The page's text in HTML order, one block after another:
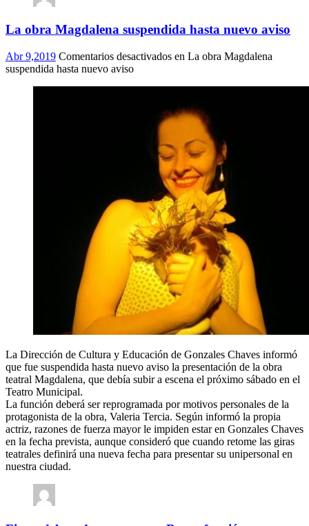
La obra Magdalena suspendida hasta nuevo aviso
Abr 9,2019 Comentarios desactivados en La obra Magdalena
suspendida hasta nuevo aviso
La Dirección de Cultura y Educación de Gonzales Chaves informó
que fue suspendida hasta nuevo aviso la presentación de la obra
teatral Magdalena, que debía subir a escena el próximo sábado en el
Teatro Municipal.
La función deberá ser reprogramada por motivos personales de la
protagonista de la obra, Valeria Tercia. Según informó la propia
actriz, razones de fuerza mayor le impiden estar en Gonzales Chaves
en la fecha prevista, aunque consideró que cuando retome las giras
teatrales definirá una nueva fecha para presentar su unipersonal en
nuestra ciudad.